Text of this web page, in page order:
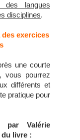
des langues
disciplines.
des exercices
une courte
vous pourrez
différents et
pratique pour
par Valérie
livre :